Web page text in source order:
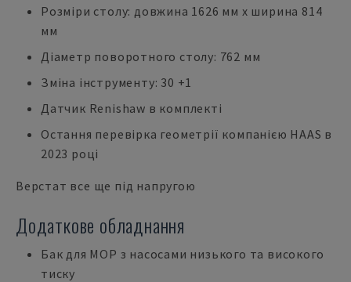
Розміри столу: довжина 1626 мм x ширина 814
мм
Діаметр поворотного столу: 762 мм
Зміна інструменту: 30 +1
Датчик Renishaw в комплекті
Остання перевірка геометрії компанією HAAS в
2023 році
Верстат все ще під напругою
Додаткове обладнання
Бак для МОР з насосами низького та високого
тиску